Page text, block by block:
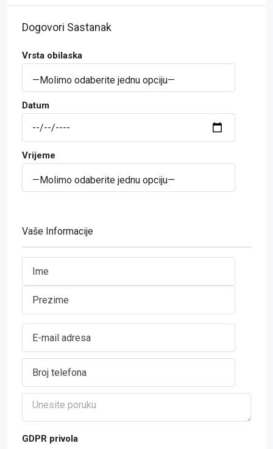
Dogovori Sastanak
Vrsta obilaska
Datum
Vrijeme
Vaše Informacije
GDPR privola